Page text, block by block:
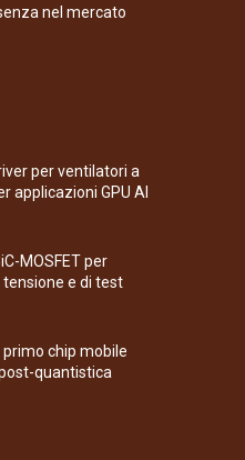
nel mercato
per ventilatori a
applicazioni GPU AI
MOSFET per
e di test
chip mobile
quantistica